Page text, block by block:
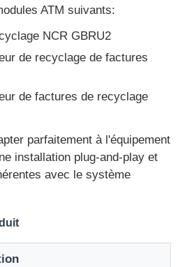
ATM suivants:
NCR GBRU2
de recyclage de factures
de factures de recyclage
parfaitement à l'équipement
installation plug-and-play et
avec le système